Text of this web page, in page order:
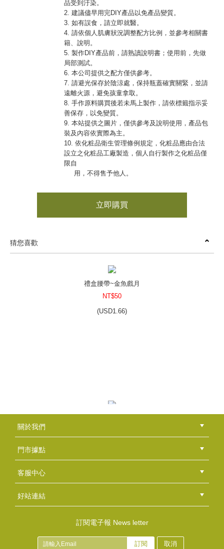
品受到汙染。
2. 建議儘早用完DIY產品以免產品變質。
3. 如有誤食，請立即就醫。
4. 請依個人肌膚狀況調整配方比例，並參考相關書
籍、說明。
5. 製作DIY產品前，請熟讀說明書；使用前，先做
局部測試。
6. 本公司提供之配方僅供參考。
7. 請避光保存於陰涼處，保持瓶蓋確實關緊，並請
遠離火源，避免孩童拿取。
8. 手作原料購買後若未馬上製作，請依標籤指示妥
善保存，以免變質。
9. 本站提供之圖片，僅供參考及說明使用，產品包
裝及內容依實際為主。
10. 依化粧品衛生管理條例規定，化粧品應由合法
設立之化粧品工廠製造，個人自行製作之化粧品僅
限自
用，不得售予他人。
立即購買
猜您喜歡
禮盒腰帶~金魚戲月
NT$50
(USD1.66)
關於我們
公司簡介
品牌故事
最新消息
隱私權聲明
版權聲明
門市據點
總部
北區
中區
南區
東區
海外
客服中心
會員等級
購物流程
訂單查詢
常見問題
海外訂購流程
連絡我們
下載專區
紅利點數
好站連結
訂閱電子報 News letter
訂閱 取消